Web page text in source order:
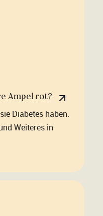
Ampel rot?
Diabetes haben.
Weiteres in